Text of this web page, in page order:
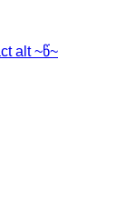
alt ~წ~